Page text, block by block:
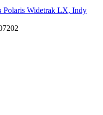
Polaris Widetrak LX, Indy